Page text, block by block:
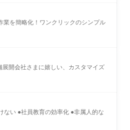
業を簡略化！ワンクリックのシンプル
開会社さまに嬉しい、カスタマイズ
ない ●社員教育の効率化 ●非属人的な